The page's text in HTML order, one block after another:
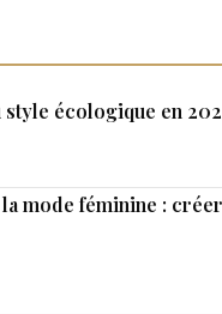
écologique en
mode féminine :